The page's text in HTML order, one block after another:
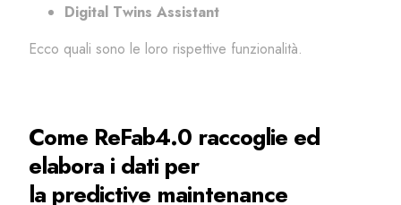
Digital Twins Assistant
Ecco quali sono le loro rispettive funzionalità.
Come ReFab4.0 raccoglie ed
elabora i dati per
la predictive maintenance